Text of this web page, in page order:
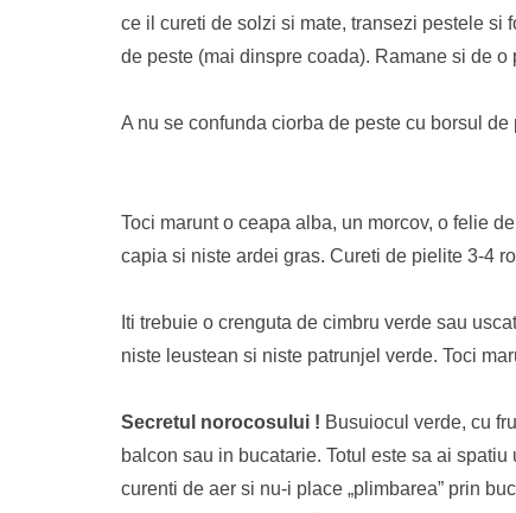
ce il cureti de solzi si mate, transezi pestele si
de peste (mai dinspre coada). Ramane si de o
A nu se confunda ciorba de peste cu borsul
Toci marunt o ceapa alba, un morcov, o felie
capia si niste ardei gras. Cureti de pielite 3-4
Iti trebuie o crenguta de cimbru verde sau
niste leustean si niste patrunjel verde. Toci
Secretul norocosului ! Busuiocul verde, cu
balcon sau in bucatarie. Totul este sa ai
curenti de aer si nu-i place „plimbarea” prin